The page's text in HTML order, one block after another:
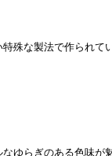
殊な製法で作られ
ゆらぎのある色味